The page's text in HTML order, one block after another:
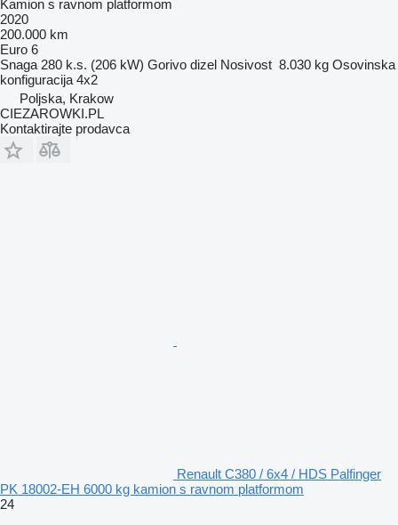
Kamion s ravnom platformom
2020
200.000 km
Euro 6
Snaga 280 k.s. (206 kW) Gorivo dizel Nosivost 8.030 kg Osovinska
konfiguracija 4x2
Poljska, Krakow
CIEZAROWKI.PL
Kontaktirajte prodavca
Renault C380 / 6x4 / HDS Palfinger
PK 18002-EH 6000 kg kamion s ravnom platformom
24